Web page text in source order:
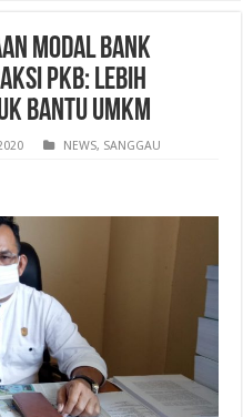
Modal Bank
PKB: Lebih
Bantu UMKM
NEWS, SANGGAU